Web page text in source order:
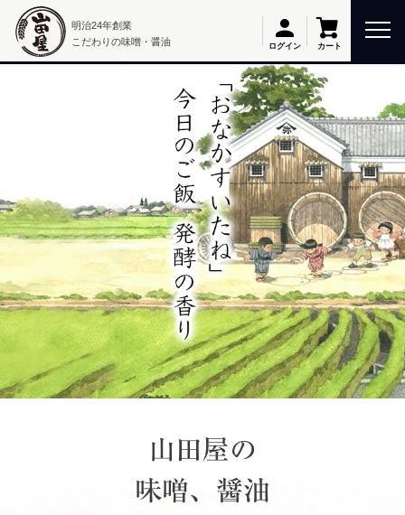
明治24年創業
こだわりの味噌・醤油
ログイン カート
山田屋の
味噌、醤油